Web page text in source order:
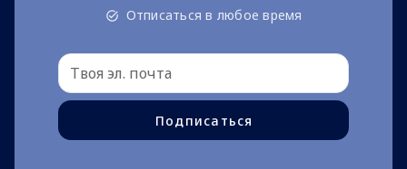
Отписаться в любое время
Подписаться